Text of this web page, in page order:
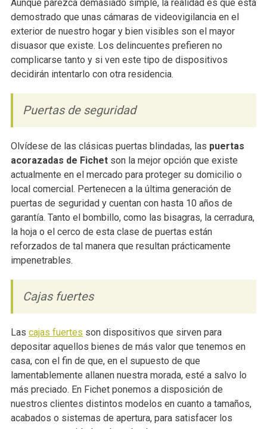
Aunque parezca demasiado simple, la realidad es que está
demostrado que unas cámaras de videovigilancia en el
exterior de nuestro hogar y bien visibles son el mayor
disuasor que existe. Los delincuentes prefieren no
complicarse tanto y si ven este tipo de dispositivos
decidirán intentarlo con otra residencia.
Puertas de seguridad
Olvídese de las clásicas puertas blindadas, las puertas
acorazadas de Fichetson la mejor opción que existe
actualmente en el mercado para proteger su domicilio o
local comercial. Pertenecen a la última generación de
puertas de seguridad y cuentan con hasta 10 años de
garantía. Tanto el bombillo, como las bisagras, la cerradura,
la hoja o el cerco de esta clase de puertas están
reforzados de tal manera que resultan prácticamente
impenetrables.
Cajas fuertes
Las cajas fuertes son dispositivos que sirven para
depositar aquellos bienes de más valor que tenemos en
casa, con el fin de que, en el supuesto de que
lamentablemente allanen nuestra morada, esté a salvo lo
más preciado. En Fichet ponemos a disposición de
nuestros clientes distintos modelos en cuanto a tamaños,
acabados o sistemas de apertura, para satisfacer los